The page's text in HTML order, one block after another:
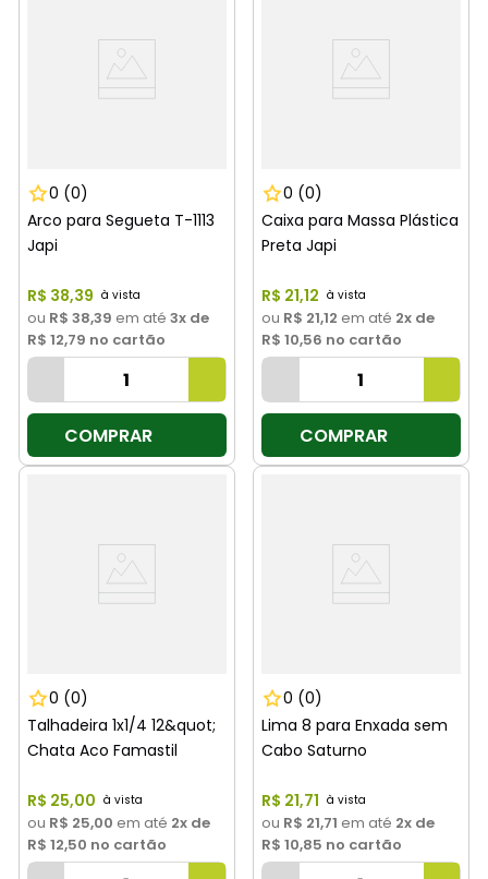
0 (0)
Arco para Segueta T-1113
Japi
R$ 38,39
ou R$ 38,39 em até 3x de
R$ 12,79 no cartão
COMPRAR
0 (0)
Caixa para Massa Plástica
Preta Japi
R$ 21,12
ou R$ 21,12 em até 2x de
R$ 10,56 no cartão
COMPRAR
0 (0)
Talhadeira 1x1/4 12&quot;
Chata Aco Famastil
R$ 25,00
ou R$ 25,00 em até 2x de
R$ 12,50 no cartão
0 (0)
Lima 8 para Enxada sem
Cabo Saturno
R$ 21,71
ou R$ 21,71 em até 2x de
R$ 10,85 no cartão